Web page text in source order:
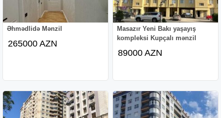
Əhmədlidə Mənzil
265000 AZN
Masazır Yeni Bakı yaşayış
kompleksi Kupçalı mənzil
89000 AZN